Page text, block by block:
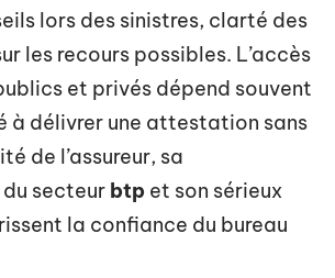
lors des sinistres, clarté des
les recours possibles. L’accès
et privés dépend souvent
à délivrer une attestation sans
de l’assureur, sa
secteur btp et son sérieux
la confiance du bureau